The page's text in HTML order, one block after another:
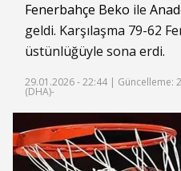
Fenerbahçe Beko ile
geldi. Karşılaşma 79-62
üstünlüğüyle sona erdi.
29.01.2026 - 22:44 | Güncelleme:
(DHA)-